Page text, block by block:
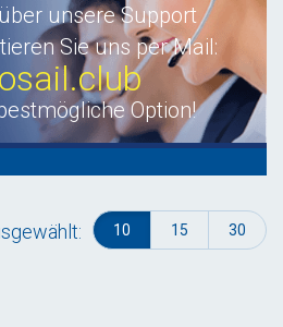
unsere Support
Sie uns per Mail:
Option!
10 15 30